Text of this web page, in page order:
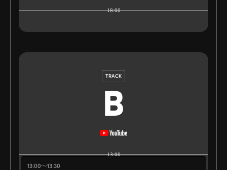
18:00
TRACK
B
13:00～13:30
13:00